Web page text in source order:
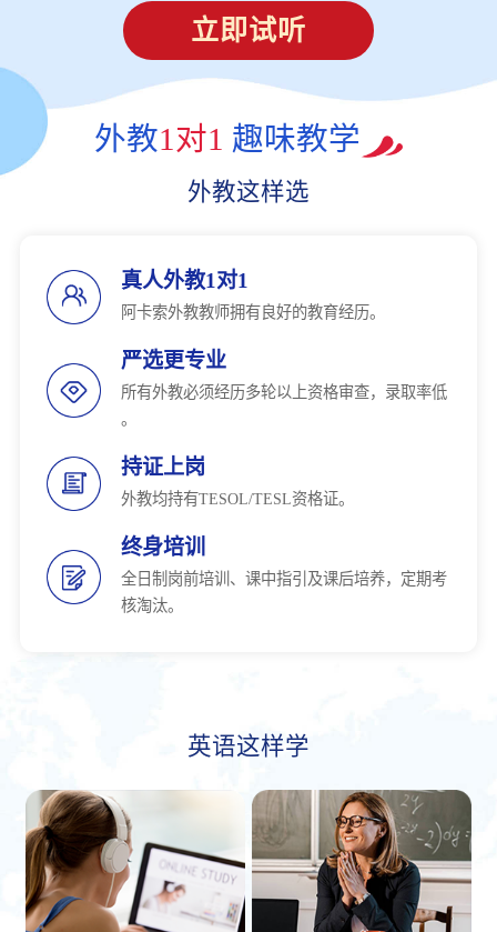
立即试听
外教1对1 趣味教学
外教这样选
真人外教1对1
阿卡索外教教师拥有良好的教育经历。
严选更专业
所有外教必须经历多轮以上资格审查，录取率低
。
持证上岗
外教均持有TESOL/TESL资格证。
终身培训
全日制岗前培训、课中指引及课后培养，定期考
核淘汰。
英语这样学